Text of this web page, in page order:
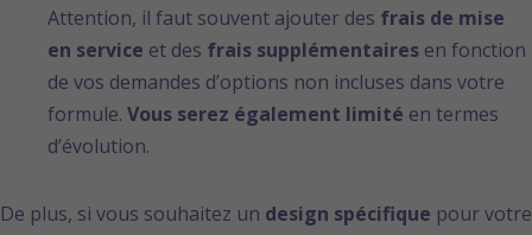
Attention, il faut souvent ajouter des frais de mise
en service et des frais supplémentaires en fonction
de vos demandes d’options non incluses dans votre
formule. Vous serez également limité en termes
d’évolution.
De plus, si vous souhaitez un design spécifique pour votre